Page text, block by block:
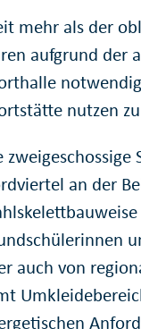
mehr als der
aufgrund der
nutzen
an der
auch von